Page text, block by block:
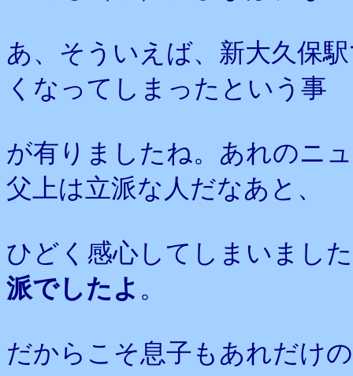
あ、そういえば、新大久保
くなってしまったという事
が有りましたね。あれのニ
父上は立派な人だなあと、
ひどく感心してしまいまし
派でしたよ 。
だからこそ息子もあれだけ